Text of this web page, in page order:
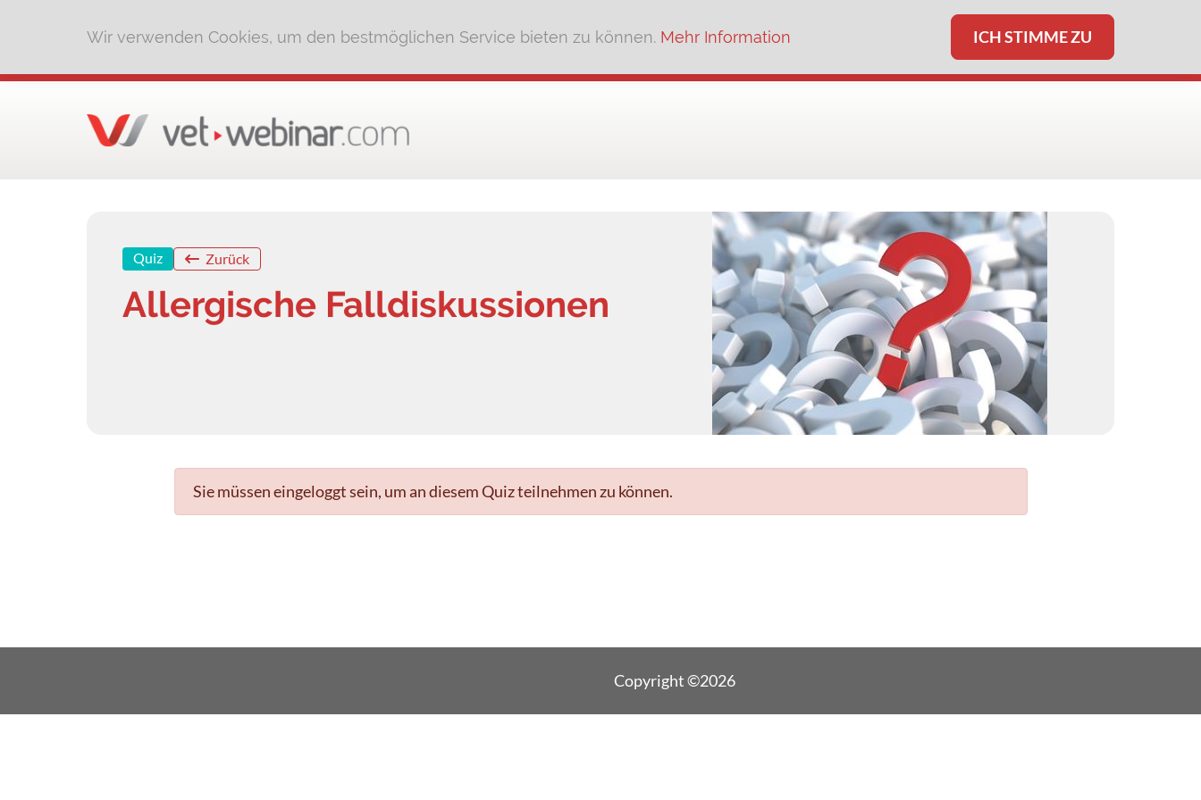
Wir verwenden Cookies, um den bestmöglichen Service bieten zu können. Mehr Information ICH STIMME ZU
Quiz Zurück
Allergische Falldiskussionen
Sie müssen eingeloggt sein, um an diesem Quiz teilnehmen zu können.
Copyright ©2026